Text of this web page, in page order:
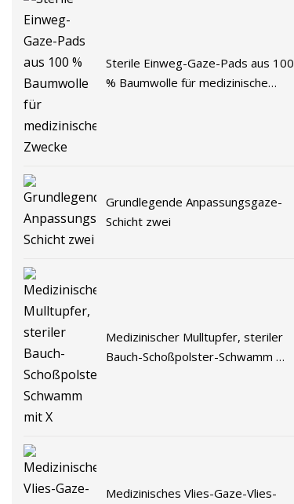
Sterile Einweg-Gaze-Pads aus 100
% Baumwolle für medizinische
Grundlegende Anpassungsgaze-
Schicht zwei
Medizinischer Mulltupfer, steriler
Bauch-Schoßpolster-Schwamm mit
Medizinisches Vlies-Gaze-Vlies-